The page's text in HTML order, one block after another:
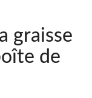
graisse
de